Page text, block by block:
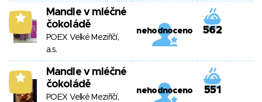
6
Mandle v mléčné
čokoládě
POEX Velké Meziříčí,
a.s.
nehodnoceno 562
6
Mandle v mléčné
čokoládě
POEX Velké Meziříčí,
nehodnoceno 551